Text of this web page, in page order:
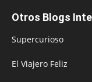
Otros Blogs
Supercurioso
El Viajero Feliz